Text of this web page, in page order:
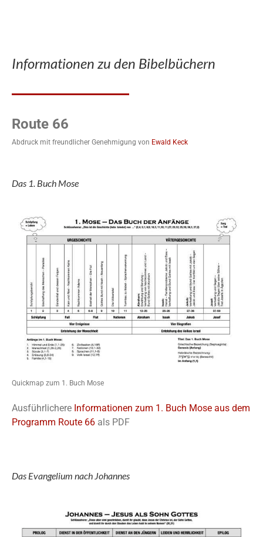
Informationen zu den Bibelbüchern
Route 66
Abdruck mit freundlicher Genehmigung von Ewald Keck
Das 1. Buch Mose
Quickmap zum 1. Buch Mose
Ausführlichere Informationen zum 1. Buch Mose aus dem
Programm Route 66 als PDF
Das Evangelium nach Johannes